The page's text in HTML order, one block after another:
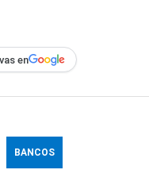
en
BANCOS